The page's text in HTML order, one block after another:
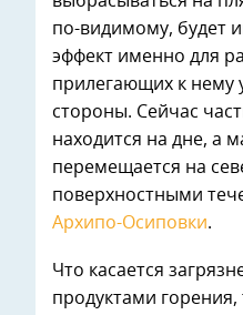
по-видимому, будет
эффект именно для
прилегающих к нему
стороны. Сейчас
находится на дне, а
перемещается на
поверхностными
Архипо-Осиповки.
Что касается
продуктами горения,